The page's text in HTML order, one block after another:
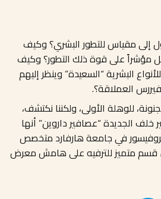
إلى مقياس للتطور البشري؟ وكيف
مؤشراً على قوة ذلك التطور؟ وكيف
البشرية “السعيدة” وينظر إليهم
العملاقة؟.
للوهلة الأولى، ولكننا نكتشف،
خلف الجديدة “عصافير داروين” أنها
في جامعة هارفارد متخصص
قسم متميز للترفيه على هامش معرض